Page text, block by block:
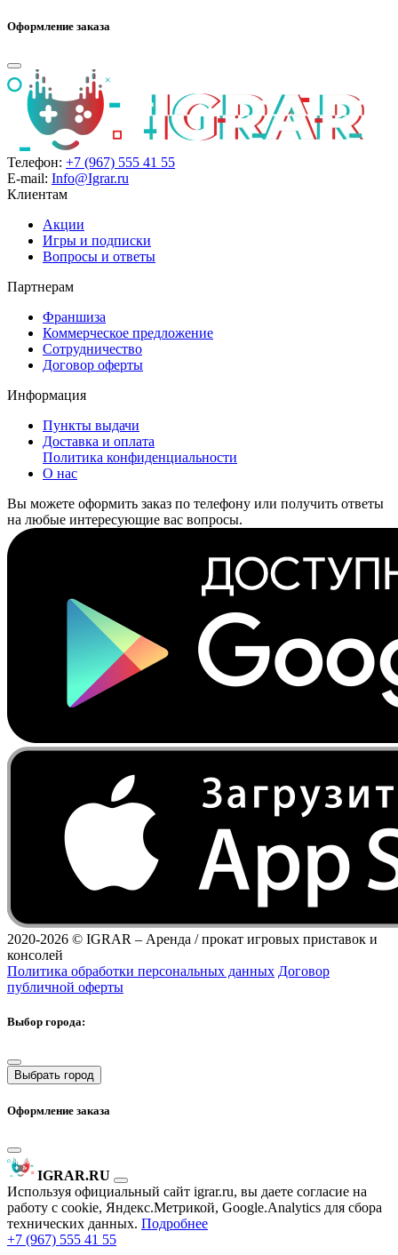
Оформление заказа
Телефон: +7 (967) 555 41 55
E-mail: Info@Igrar.ru
Клиентам
Акции
Игры и подписки
Вопросы и ответы
Партнерам
Франшиза
Коммерческое предложение
Сотрудничество
Договор оферты
Информация
Пункты выдачи
Доставка и оплата
Политика конфиденциальности
О нас
Вы можете оформить заказ по телефону или получить ответы
на любые интересующие вас вопросы.
2020-2026 © IGRAR – Аренда / прокат игровых приставок и
консолей
Политика обработки персональных данных Договор
публичной оферты
Выбор города:
Выбрать город
Оформление заказа
IGRAR.RU
Используя официальный сайт igrar.ru, вы даете согласие на
работу с cookie, Яндекс.Метрикой, Google.Analytics для сбора
технических данных. Подробнее
+7 (967) 555 41 55